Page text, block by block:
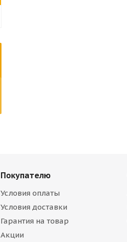
Покупателю
Условия оплаты
Условия доставки
Гарантия на товар
Акции